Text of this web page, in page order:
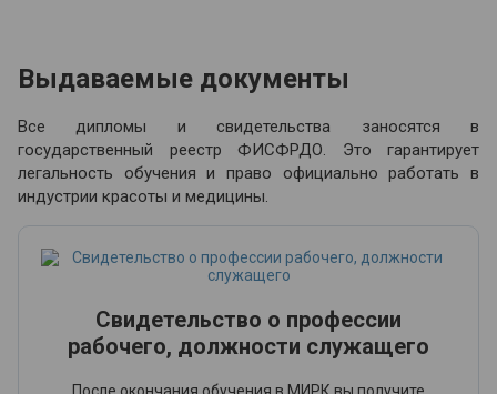
Выдаваемые документы
Все дипломы и свидетельства заносятся в
государственный реестр ФИСФРДО. Это гарантирует
легальность обучения и право официально работать в
индустрии красоты и медицины.
Свидетельство о профессии
рабочего, должности служащего